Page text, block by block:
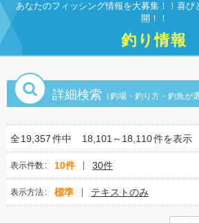
に
移
動
あなたのフィッシング情報を大募集！！喜び
開！！
釣り情報
詳細検索 （釣場・釣り方・釣魚が
全19,357件中 18,101～18,110件を表示
表示件数 10件 30件
表示方法 標準 テキストのみ